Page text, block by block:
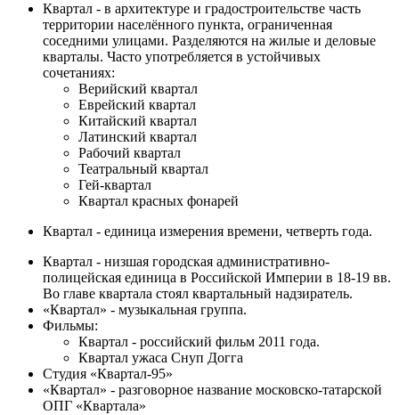
Квартал - в архитектуре и градостроительстве часть
территории населённого пункта, ограниченная
соседними улицами. Разделяются на жилые и деловые
кварталы. Часто употребляется в устойчивых
сочетаниях:
Верийский квартал
Еврейский квартал
Китайский квартал
Латинский квартал
Рабочий квартал
Театральный квартал
Гей-квартал
Квартал красных фонарей
Квартал - единица измерения времени, четверть года.
Квартал - низшая городская административно-
полицейская единица в Российской Империи в 18-19 вв.
Во главе квартала стоял квартальный надзиратель.
«Квартал» - музыкальная группа.
Фильмы:
Квартал - российский фильм 2011 года.
Квартал ужаса Снуп Догга
Студия «Квартал-95»
«Квартал» - разговорное название московско-татарской
ОПГ «Квартала»